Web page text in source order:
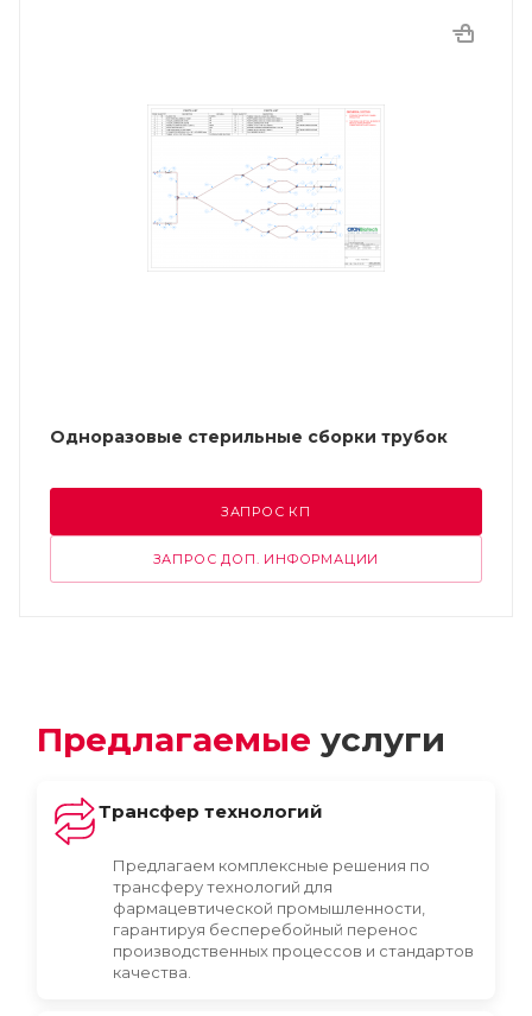
Одноразовые стерильные сборки трубок
ЗАПРОС КП
ЗАПРОС ДОП. ИНФОРМАЦИИ
Предлагаемые услуги
Трансфер технологий
Предлагаем комплексные решения по
трансферу технологий для
фармацевтической промышленности,
гарантируя бесперебойный перенос
производственных процессов и стандартов
качества.